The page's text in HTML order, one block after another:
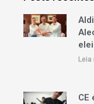
Leia
CE